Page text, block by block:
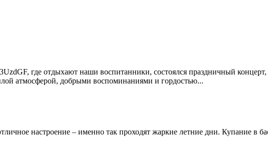
где отдыхают наши воспитанники, состоялся праздничный
атмосферой, добрыми воспоминаниями и гордостью...
настроение – именно так проходят жаркие летние дни. Купание в